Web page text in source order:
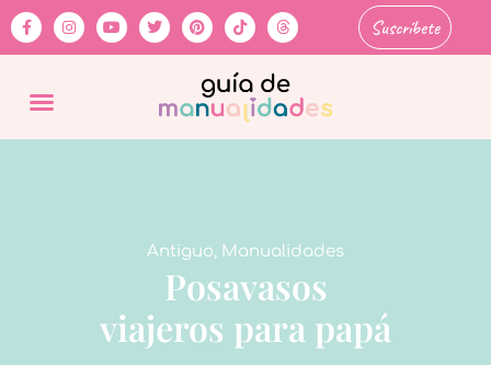
Suscríbete
Antiguo, Manualidades
Posavasos
viajeros para papá